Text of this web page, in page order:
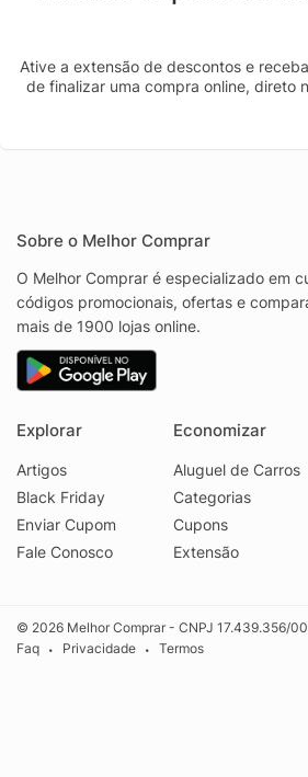
Ative a extensão de descontos e
de finalizar uma compra online, direto
Sobre o Melhor Comprar
O Melhor Comprar é especializado em
códigos promocionais, ofertas e
mais de 1900 lojas online.
Explorar
Artigos
Black Friday
Enviar Cupom
Fale Conosco
Economizar
Aluguel de Carros
Categorias
Cupons
Extensão
© 2026 Melhor Comprar - CNPJ 17.439.356/
Faq
• Privacidade • Termos